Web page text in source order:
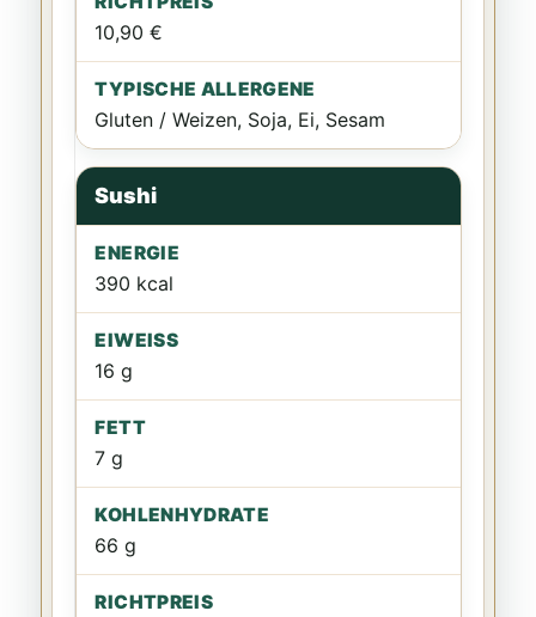
10,90 €
Gluten / Weizen, Soja, Ei, Sesam
Sushi
390 kcal
16 g
7 g
66 g